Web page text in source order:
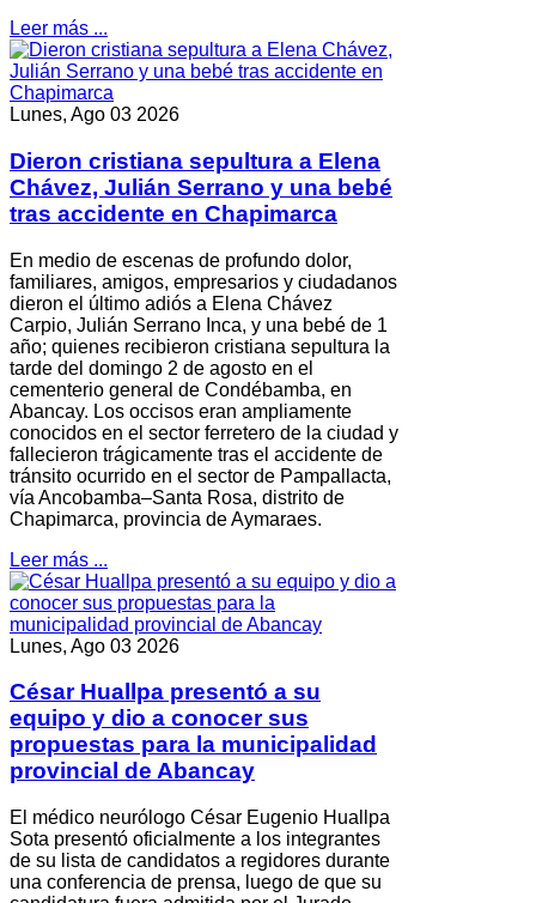
Leer más ...
Lunes, Ago 03 2026
Dieron cristiana sepultura a Elena
Chávez, Julián Serrano y una bebé
tras accidente en Chapimarca
En medio de escenas de profundo dolor,
familiares, amigos, empresarios y ciudadanos
dieron el último adiós a Elena Chávez
Carpio, Julián Serrano Inca, y una bebé de 1
año; quienes recibieron cristiana sepultura la
tarde del domingo 2 de agosto en el
cementerio general de Condébamba, en
Abancay. Los occisos eran ampliamente
conocidos en el sector ferretero de la ciudad y
fallecieron trágicamente tras el accidente de
tránsito ocurrido en el sector de Pampallacta,
vía Ancobamba–Santa Rosa, distrito de
Chapimarca, provincia de Aymaraes.
Leer más ...
Lunes, Ago 03 2026
César Huallpa presentó a su
equipo y dio a conocer sus
propuestas para la municipalidad
provincial de Abancay
El médico neurólogo César Eugenio Huallpa
Sota presentó oficialmente a los integrantes
de su lista de candidatos a regidores durante
una conferencia de prensa, luego de que su